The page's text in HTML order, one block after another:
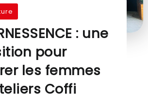
: une
pour
les femmes
Coffi